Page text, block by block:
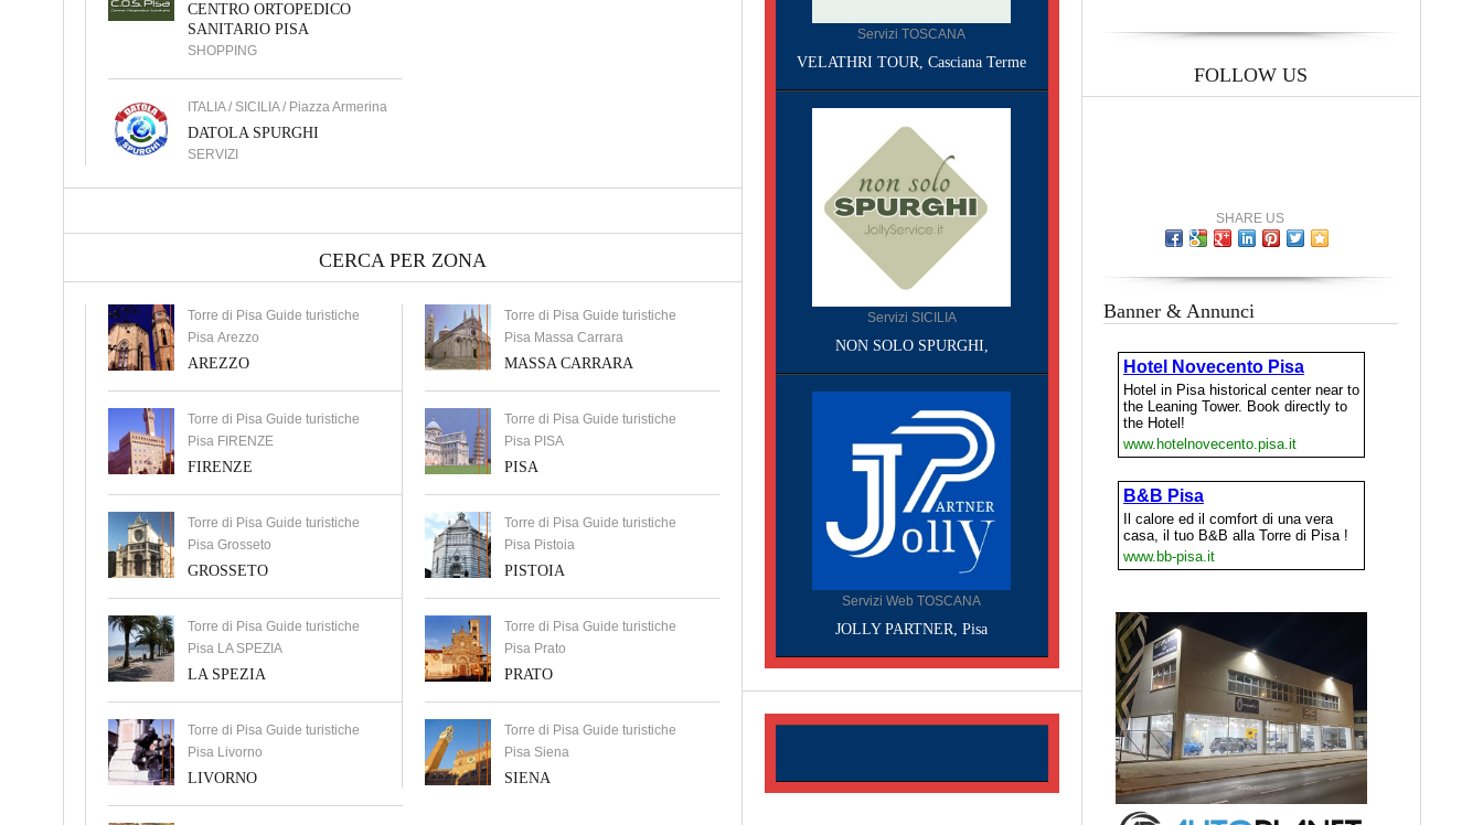
CENTRO ORTOPEDICO
SANITARIO PISA
SHOPPING
ITALIA / SICILIA / Piazza Armerina
DATOLA SPURGHI
SERVIZI
CERCA PER ZONA
Torre di Pisa Guide turistiche
Pisa Arezzo
AREZZO
Torre di Pisa Guide turistiche
Pisa FIRENZE
FIRENZE
Torre di Pisa Guide turistiche
Pisa Grosseto
GROSSETO
Torre di Pisa Guide turistiche
Pisa LA SPEZIA
LA SPEZIA
Torre di Pisa Guide turistiche
Pisa Livorno
LIVORNO
Torre di Pisa Guide turistiche
Pisa Massa Carrara
MASSA CARRARA
Torre di Pisa Guide turistiche
Pisa PISA
PISA
Torre di Pisa Guide turistiche
Pisa Pistoia
PISTOIA
Torre di Pisa Guide turistiche
Pisa Prato
PRATO
Torre di Pisa Guide turistiche
Pisa Siena
SIENA
Servizi TOSCANA
VELATHRI TOUR, Casciana Terme
Servizi SICILIA
NON SOLO SPURGHI,
Servizi Web TOSCANA
JOLLY PARTNER, Pisa
FOLLOW US
SHARE US
Banner & Annunci